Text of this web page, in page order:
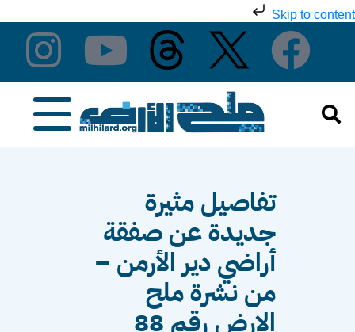
Skip to content
تفاصيل مثيرة
جديدة عن صفقة
أراضي دير الأرمن –
من نشرة ملح